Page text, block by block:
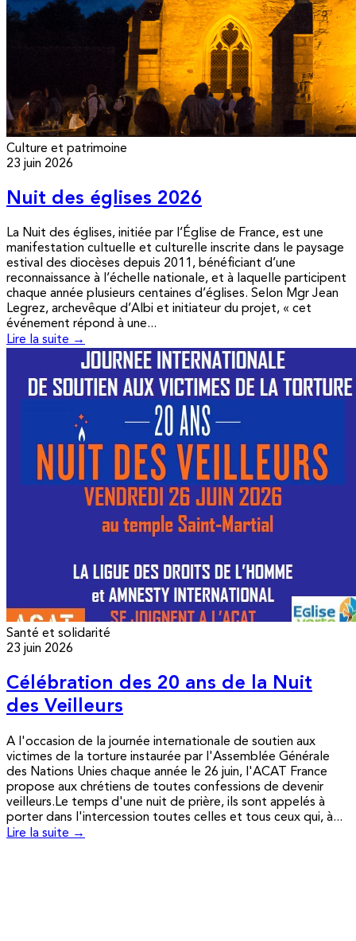
Culture et patrimoine
23 juin 2026
Nuit des églises 2026
La Nuit des églises, initiée par l’Église de France, est une
manifestation cultuelle et culturelle inscrite dans le paysage
estival des diocèses depuis 2011, bénéficiant d’une
reconnaissance à l’échelle nationale, et à laquelle participent
chaque année plusieurs centaines d’églises. Selon Mgr Jean
Legrez, archevêque d’Albi et initiateur du projet, « cet
événement répond à une...
Lire la suite →
Santé et solidarité
23 juin 2026
Célébration des 20 ans de la Nuit
des Veilleurs
A l'occasion de la journée internationale de soutien aux
victimes de la torture instaurée par l'Assemblée Générale
des Nations Unies chaque année le 26 juin, l'ACAT France
propose aux chrétiens de toutes confessions de devenir
veilleurs.Le temps d'une nuit de prière, ils sont appelés à
porter dans l'intercession toutes celles et tous ceux qui, à...
Lire la suite →